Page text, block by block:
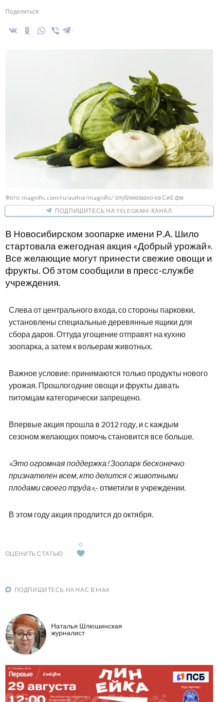
Поделиться
Фото: magnific.com/ru/author/magnific/ опубликовано на Сиб.фм
ПОДПИШИТЕСЬ НА TELEGRAM-КАНАЛ
В Новосибирском зоопарке имени Р.А. Шило
стартовала ежегодная акция «Добрый урожай».
Все желающие могут принести свежие овощи и
фрукты. Об этом сообщили в пресс-службе
учреждения.
Слева от центрального входа, со стороны парковки,
установлены специальные деревянные ящики для
сбора даров. Оттуда угощение отправят на кухню
зоопарка, а затем к вольерам животных.
Важное условие: принимаются только продукты нового
урожая. Прошлогодние овощи и фрукты давать
питомцам категорически запрещено.
Впервые акция прошла в 2012 году, и с каждым
сезоном желающих помочь становится все больше.
«Это огромная поддержка! Зоопарк бесконечно
признателен всем, кто делится с животными
плодами своего труда»,- отметили в учреждении.
В этом году акция продлится до октября.
ОЦЕНИТЬ СТАТЬЮ
0
ПОДПИШИТЕСЬ НА НАС В MAX
Наталья Шлюшинская
журналист